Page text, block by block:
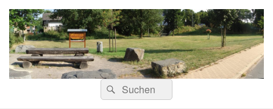
ostoennen.deSuchen
nach:
Suchen